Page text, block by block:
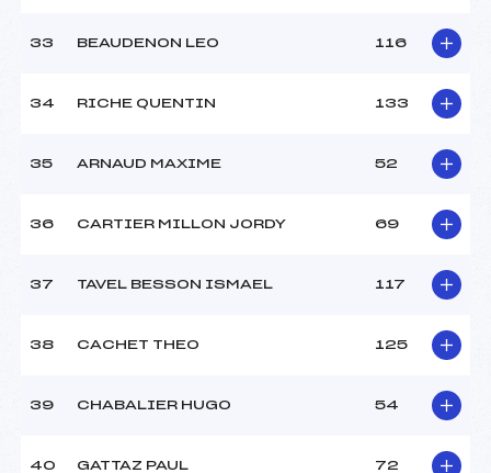
33 BEAUDENON LEO 116
34 RICHE QUENTIN 133
35 ARNAUD MAXIME 52
36 CARTIER MILLON JORDY 69
37 TAVEL BESSON ISMAEL 117
38 CACHET THEO 125
39 CHABALIER HUGO 54
40 GATTAZ PAUL 72